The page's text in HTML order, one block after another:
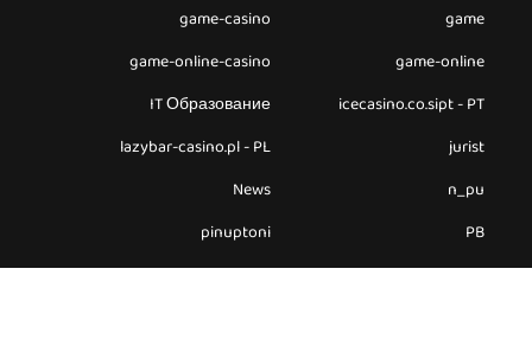
game
game-casino
game-online
game-online-casino
icecasino.co.sipt - PT
IT Образование
jurist
lazybar-casino.pl - PL
n_pu
News
PB
pinuptoni
slot
slot-casino